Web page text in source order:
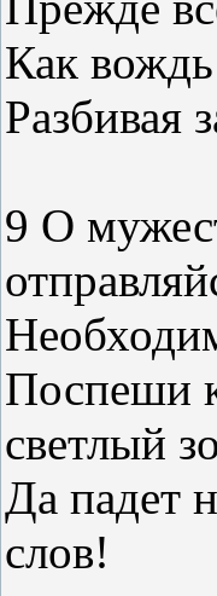
Как
Разбивая
9 О
Поспеши
светлый
Да падет
слов!